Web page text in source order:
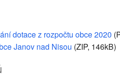
dotace z rozpočtu obce 2020
Janov nad Nisou (ZIP, 146kB)